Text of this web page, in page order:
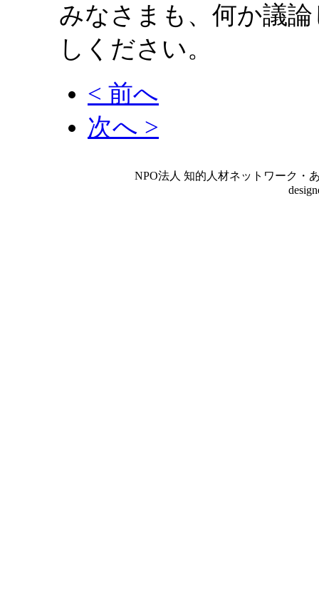
みなさまも、何か議
しください。
< 前へ
次へ >
NPO法人 知的人材ネットワーク・